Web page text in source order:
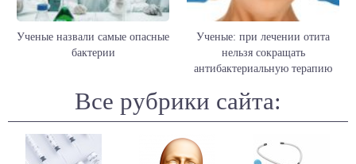
Ученые назвали самые опасные
бактерии
Ученые: при лечении отита
нельзя сокращать
антибактериальную терапию
Все рубрики сайта: